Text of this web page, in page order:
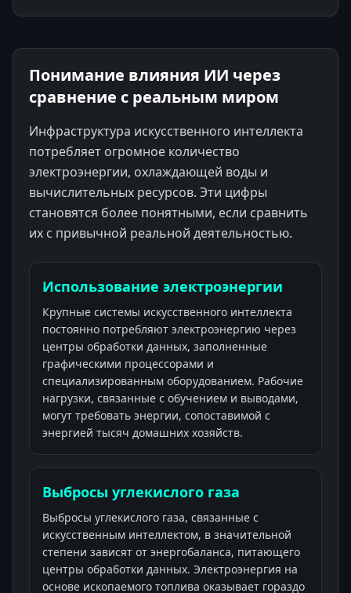
Понимание влияния ИИ через
сравнение с реальным миром
Инфраструктура искусственного интеллекта
потребляет огромное количество
электроэнергии, охлаждающей воды и
вычислительных ресурсов. Эти цифры
становятся более понятными, если сравнить
их с привычной реальной деятельностью.
Использование электроэнергии
Крупные системы искусственного интеллекта
постоянно потребляют электроэнергию через
центры обработки данных, заполненные
графическими процессорами и
специализированным оборудованием. Рабочие
нагрузки, связанные с обучением и выводами,
могут требовать энергии, сопоставимой с
энергией тысяч домашних хозяйств.
Выбросы углекислого газа
Выбросы углекислого газа, связанные с
искусственным интеллектом, в значительной
степени зависят от энергобаланса, питающего
центры обработки данных. Электроэнергия на
основе ископаемого топлива оказывает гораздо